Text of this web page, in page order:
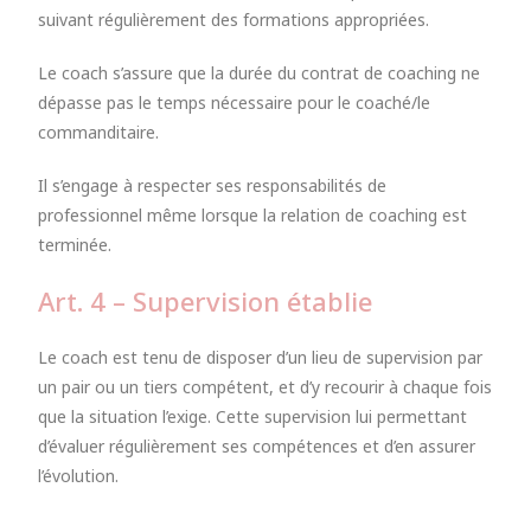
suivant régulièrement des formations appropriées.
Le coach s’assure que la durée du contrat de coaching ne
dépasse pas le temps nécessaire pour le coaché/le
commanditaire.
Il s’engage à respecter ses responsabilités de
professionnel même lorsque la relation de coaching est
terminée.
Art. 4 – Supervision établie
Le coach est tenu de disposer d’un lieu de supervision par
un pair ou un tiers compétent, et d’y recourir à chaque fois
que la situation l’exige. Cette supervision lui permettant
d’évaluer régulièrement ses compétences et d’en assurer
l’évolution.